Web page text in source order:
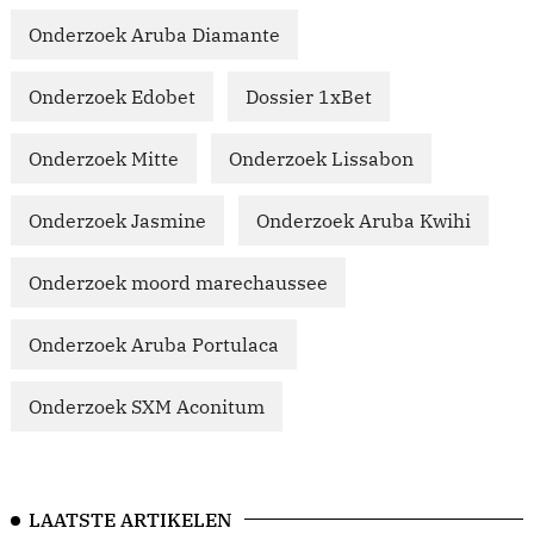
Onderzoek Aruba Diamante
Onderzoek Edobet Dossier 1xBet
Onderzoek Mitte Onderzoek Lissabon
Onderzoek Jasmine Onderzoek Aruba Kwihi
Onderzoek moord marechaussee
Onderzoek Aruba Portulaca
Onderzoek SXM Aconitum
LAATSTE ARTIKELEN